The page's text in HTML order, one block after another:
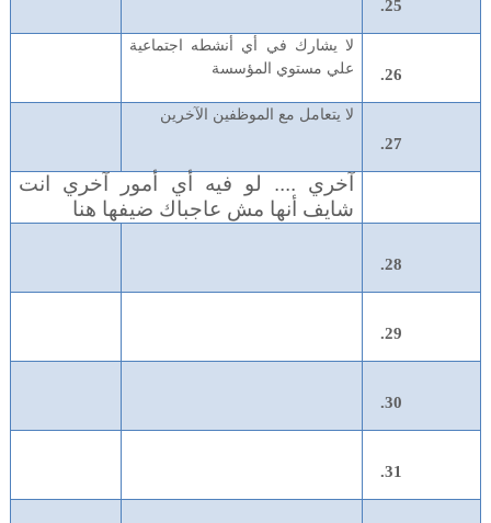
لا يشارك في أي أنشطه اجتماعية
علي مستوي المؤسسة
لا يتعامل مع الموظفين الآخرين
آخري .... لو فيه أي أمور آخري انت
شايف أنها مش عاجباك ضيفها هنا